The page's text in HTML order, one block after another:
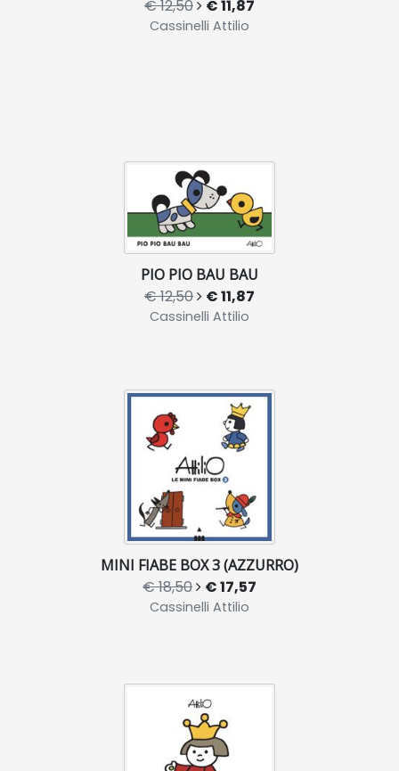
€ 12,50 € 11,87
Cassinelli Attilio
PIO PIO BAU BAU
€ 12,50 € 11,87
Cassinelli Attilio
MINI FIABE BOX 3 (AZZURRO)
€ 18,50 € 17,57
Cassinelli Attilio